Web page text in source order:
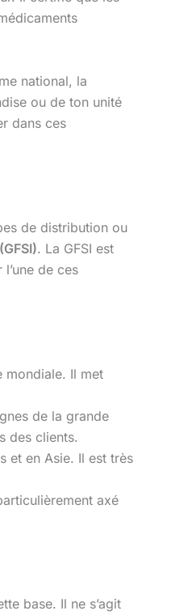
national, la
ou de ton unité
dans ces
de distribution ou
. La GFSI est
de ces
mondiale. Il met
de la grande
des clients.
et en Asie. Il est très
axé
base. Il ne s’agit